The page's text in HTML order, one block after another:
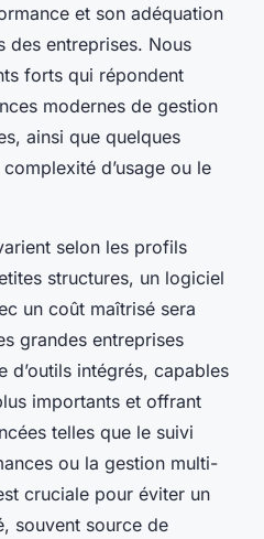
et son adéquation
des entreprises. Nous
forts qui répondent
modernes de gestion
ainsi que quelques
d’usage ou le
selon les profils
structures, un logiciel
un coût maîtrisé sera
grandes entreprises
d’outils intégrés, capables
importants et offrant
telles que le suivi
ou la gestion multi-
cruciale pour éviter un
souvent source de